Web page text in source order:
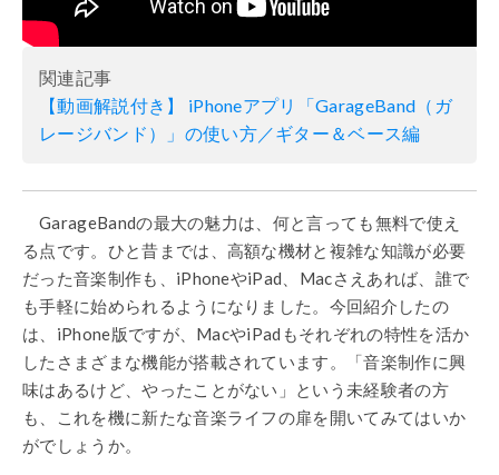
関連記事
【動画解説付き】 iPhoneアプリ「GarageBand（ガ
レージバンド）」の使い方／ギター＆ベース編
GarageBandの最大の魅力は、何と言っても無料で使え
る点です。ひと昔までは、高額な機材と複雑な知識が必要
だった音楽制作も、iPhoneやiPad、Macさえあれば、誰で
も手軽に始められるようになりました。今回紹介したの
は、iPhone版ですが、MacやiPadもそれぞれの特性を活か
したさまざまな機能が搭載されています。「音楽制作に興
味はあるけど、やったことがない」という未経験者の方
も、これを機に新たな音楽ライフの扉を開いてみてはいか
がでしょうか。